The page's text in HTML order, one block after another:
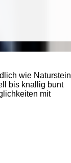
wie
bis knallig bunt
mit